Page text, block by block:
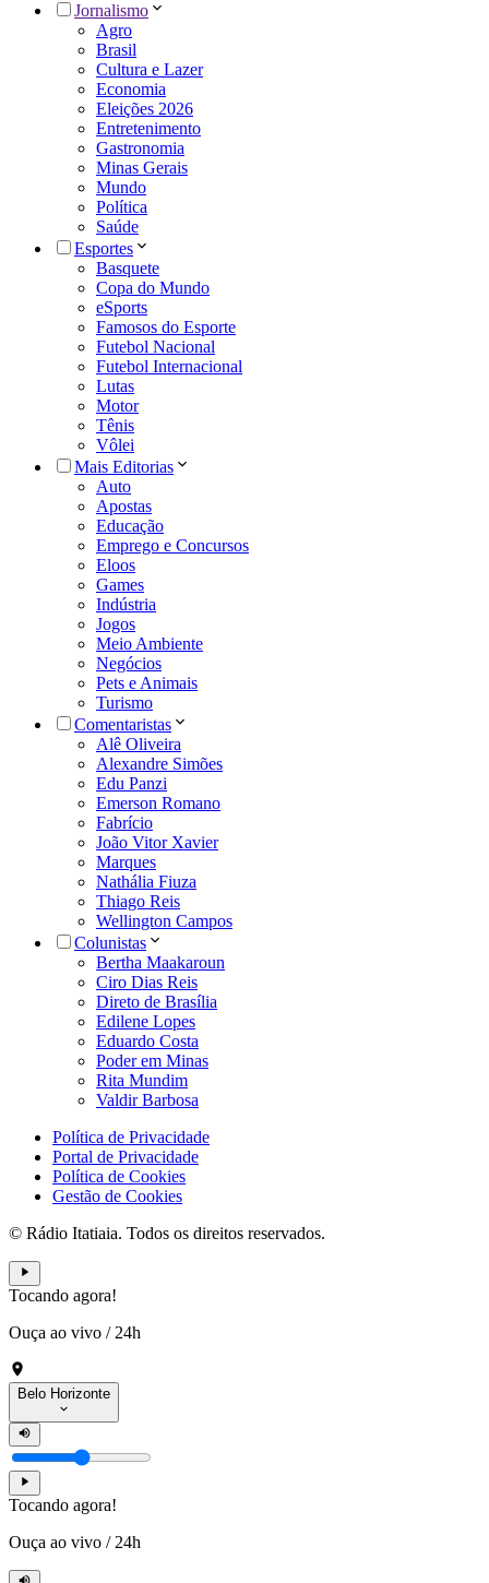
Jornalismo
Agro
Brasil
Cultura e Lazer
Economia
Eleições 2026
Entretenimento
Gastronomia
Minas Gerais
Mundo
Política
Saúde
Esportes
Basquete
Copa do Mundo
eSports
Famosos do Esporte
Futebol Nacional
Futebol Internacional
Lutas
Motor
Tênis
Vôlei
Mais Editorias
Auto
Apostas
Educação
Emprego e Concursos
Eloos
Games
Indústria
Jogos
Meio Ambiente
Negócios
Pets e Animais
Turismo
Comentaristas
Alê Oliveira
Alexandre Simões
Edu Panzi
Emerson Romano
Fabrício
João Vitor Xavier
Marques
Nathália Fiuza
Thiago Reis
Wellington Campos
Colunistas
Bertha Maakaroun
Ciro Dias Reis
Direto de Brasília
Edilene Lopes
Eduardo Costa
Poder em Minas
Rita Mundim
Valdir Barbosa
Política de Privacidade
Portal de Privacidade
Política de Cookies
Gestão de Cookies
© Rádio Itatiaia. Todos os direitos reservados.
Tocando agora!
Ouça ao vivo / 24h
Belo Horizonte
Tocando agora!
Ouça ao vivo / 24h